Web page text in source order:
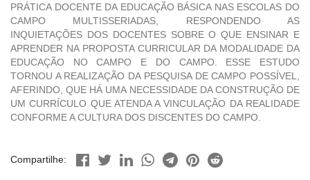
PRÁTICA DOCENTE DA EDUCAÇÃO BÁSICA NAS ESCOLAS DO
CAMPO MULTISSERIADAS, RESPONDENDO AS
INQUIETAÇÕES DOS DOCENTES SOBRE O QUE ENSINAR E
APRENDER NA PROPOSTA CURRICULAR DA MODALIDADE DA
EDUCAÇÃO NO CAMPO E DO CAMPO. ESSE ESTUDO
TORNOU A REALIZAÇÃO DA PESQUISA DE CAMPO POSSÍVEL,
AFERINDO, QUE HÁ UMA NECESSIDADE DA CONSTRUÇÃO DE
UM CURRÍCULO QUE ATENDA A VINCULAÇÃO DA REALIDADE
CONFORME A CULTURA DOS DISCENTES DO CAMPO.
Compartilhe: